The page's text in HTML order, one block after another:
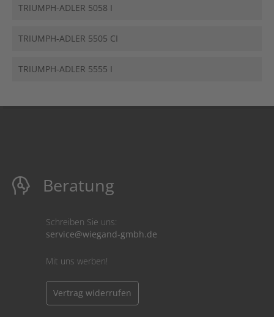
TRIUMPH-ADLER 5058 I
TRIUMPH-ADLER 5505 CI
TRIUMPH-ADLER 5555 I
Beratung
Schreiben Sie uns:
service@wiegand-gmbh.de
Mit uns werben!
Vertrag widerrufen